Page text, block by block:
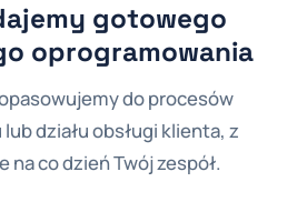
gotowego
oprogramowania
do procesów
działu obsługi klienta, z
na co dzień Twój zespół.